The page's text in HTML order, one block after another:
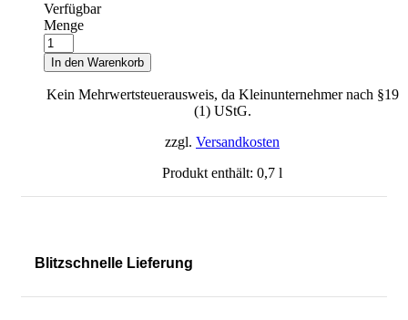
Verfügbar
Menge
In den Warenkorb
Kein Mehrwertsteuerausweis, da Kleinunternehmer nach §19
(1) UStG.
zzgl. Versandkosten
Produkt enthält: 0,7 l
Blitzschnelle Lieferung